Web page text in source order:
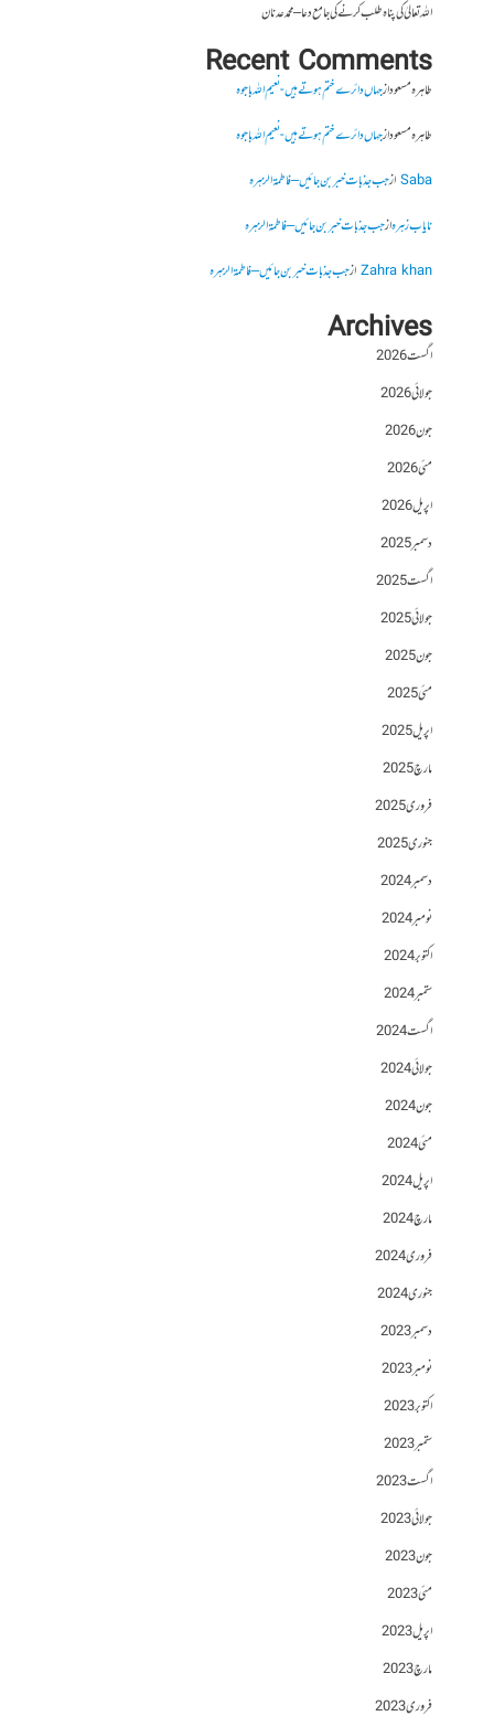
اللہ تعالیٰ کی پناہ طلب کرنے کی جامع دعا – محمد عدنان
Recent Comments
طاہرہ مسعودازجہاں دائرے ختم ہوتے ہیں- نعیم اللہ باجوہ
طاہرہ مسعودازجہاں دائرے ختم ہوتے ہیں- نعیم اللہ باجوہ
Sabaازجب جذبات خبر بن جائیں – فاطمۃالزہرہ
نایاب زہرہازجب جذبات خبر بن جائیں – فاطمۃالزہرہ
Zahra khanازجب جذبات خبر بن جائیں – فاطمۃالزہرہ
Archives
اگست 2026
جولائی 2026
جون 2026
مئی 2026
اپریل 2026
دسمبر 2025
اگست 2025
جولائی 2025
جون 2025
مئی 2025
اپریل 2025
مارچ 2025
فروری 2025
جنوری 2025
دسمبر 2024
نومبر 2024
اکتوبر 2024
ستمبر 2024
اگست 2024
جولائی 2024
جون 2024
مئی 2024
اپریل 2024
مارچ 2024
فروری 2024
جنوری 2024
دسمبر 2023
نومبر 2023
اکتوبر 2023
ستمبر 2023
اگست 2023
جولائی 2023
جون 2023
مئی 2023
اپریل 2023
مارچ 2023
فروری 2023